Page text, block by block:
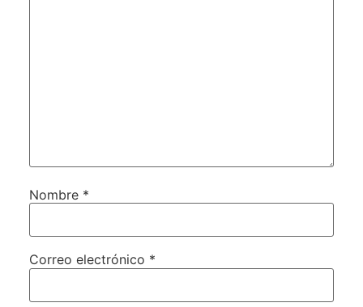
Nombre *
Correo electrónico *